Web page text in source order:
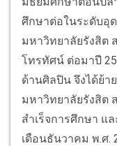
ศึกษาต่อในระดับอุ
มหาวิทยาลัยรังสิต
โทรทัศน์ ต่อมาปี
ด้านศิลปิน จึงได้ย้
มหาวิทยาลัยรังสิต
สำเร็จการศึกษา แ
เดือนธันวาคม พ.ศ.